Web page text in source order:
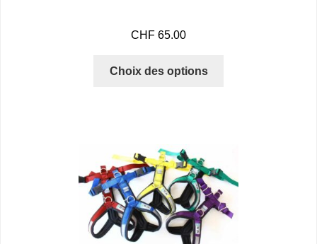
CHF 65.00
Choix des options